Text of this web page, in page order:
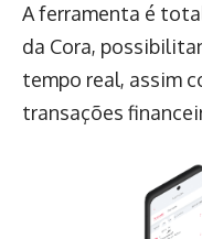
A ferramenta é
da Cora,
tempo real, assim
transações